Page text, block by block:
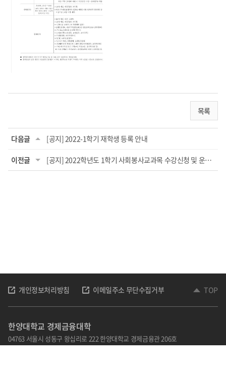
목록
다음글 [공지] 2022-1학기 재학생 등록 안내
이전글 [공지] 2022학년도 1학기 사회봉사교과목 수강신청 및 운영계획 안내
개인정보처리방침 이메일주소 무단수집거부 TOP
한양대학교 경제금융대학
04763 서울시 성동구 왕십리로 222 한양대학교 경제금융관 206호